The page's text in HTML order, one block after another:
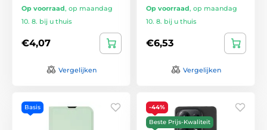
Op voorraad, op maandag
10. 8. bij u thuis
€4,07
Vergelijken
Op voorraad, op maandag
10. 8. bij u thuis
€6,53
Vergelijken
Basis
-44%
Beste Prijs-Kwaliteit